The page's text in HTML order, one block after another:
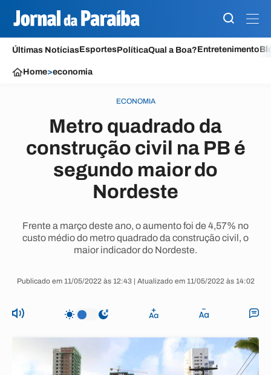
Últimas NotíciasEsportesPolíticaQual a Boa?Entretenimento
Home>economia
ECONOMIA
Metro quadrado da
construção civil na PB é
segundo maior do
Nordeste
Frente a março deste ano, o aumento foi de 4,57% no
custo médio do metro quadrado da construção civil, o
maior indicador do Nordeste.
Publicado em 11/05/2022 às 12:43 | Atualizado em 11/05/2022 às 14:02